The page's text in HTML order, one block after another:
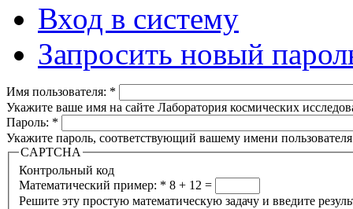
Вход в систему
Запросить новый
Имя пользователя: *
Укажите ваше имя на сайте Лаборатория космических
Пароль: *
Укажите пароль, соответствующий вашему имени
CAPTCHA
Контрольный код
Математический пример: * 8 + 12 =
Решите эту простую математическую задачу и введите